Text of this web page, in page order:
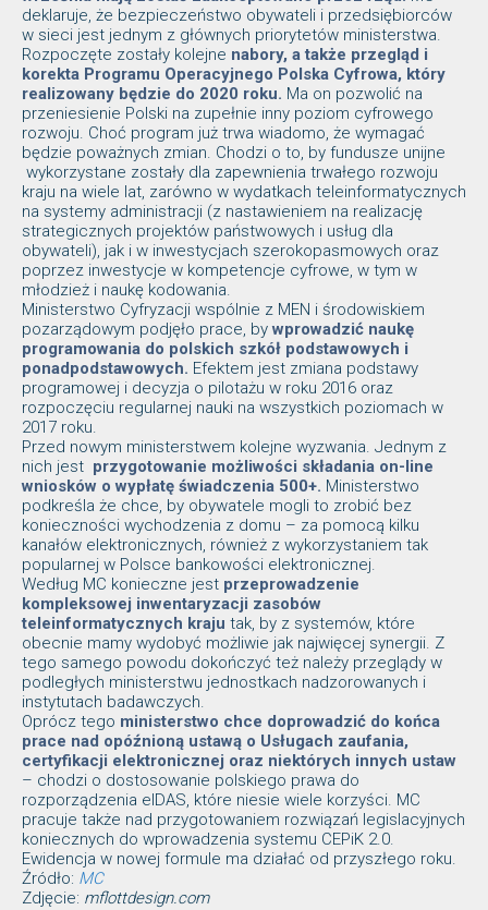
deklaruje, że bezpieczeństwo obywateli i przedsiębiorców
w sieci jest jednym z głównych priorytetów ministerstwa.
Rozpoczęte zostały kolejne nabory, a także przegląd i
korekta Programu Operacyjnego Polska Cyfrowa, który
realizowany będzie do 2020 roku. Ma on pozwolić na
przeniesienie Polski na zupełnie inny poziom cyfrowego
rozwoju. Choć program już trwa wiadomo, że wymagać
będzie poważnych zmian. Chodzi o to, by fundusze unijne
wykorzystane zostały dla zapewnienia trwałego rozwoju
kraju na wiele lat, zarówno w wydatkach teleinformatycznych
na systemy administracji (z nastawieniem na realizację
strategicznych projektów państwowych i usług dla
obywateli), jak i w inwestycjach szerokopasmowych oraz
poprzez inwestycje w kompetencje cyfrowe, w tym w
młodzież i naukę kodowania.
Ministerstwo Cyfryzacji wspólnie z MEN i środowiskiem
pozarządowym podjęło prace, bywprowadzić naukę
programowania do polskich szkół podstawowych i
ponadpodstawowych. Efektem jest zmiana podstawy
programowej i decyzja o pilotażu w roku 2016 oraz
rozpoczęciu regularnej nauki na wszystkich poziomach w
2017 roku.
Przed nowym ministerstwem kolejne wyzwania. Jednym z
nich jest przygotowanie możliwości składania on-line
wniosków o wypłatę świadczenia 500+. Ministerstwo
podkreśla że chce, by obywatele mogli to zrobić bez
konieczności wychodzenia z domu – za pomocą kilku
kanałów elektronicznych, również z wykorzystaniem tak
popularnej w Polsce bankowości elektronicznej.
Według MC konieczne jest przeprowadzenie
kompleksowej inwentaryzacji zasobów
teleinformatycznych kraju tak, by z systemów, które
obecnie mamy wydobyć możliwie jak najwięcej synergii. Z
tego samego powodu dokończyć też należy przeglądy w
podległych ministerstwu jednostkach nadzorowanych i
instytutach badawczych.
Oprócz tego ministerstwo chce doprowadzić do końca
prace nad opóźnioną ustawą o Usługach zaufania,
certyfikacji elektronicznej oraz niektórych innych ustaw
– chodzi o dostosowanie polskiego prawa do
rozporządzenia eIDAS, które niesie wiele korzyści. MC
pracuje także nad przygotowaniem rozwiązań legislacyjnych
koniecznych do wprowadzenia systemu CEPiK 2.0.
Ewidencja w nowej formule ma działać od przyszłego roku.
Źródło: MC
Zdjęcie: mflottdesign.com